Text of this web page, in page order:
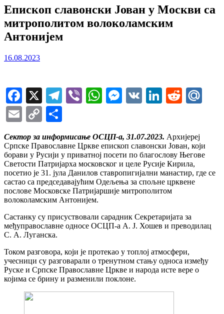
Епископ славонски Јован у Москви са
митрополитом волоколамским
Антонијем
16.08.2023
Facebook
X Telegram
ViberWhatsApp
Messenger
VK LinkedIn
Reddit
EmailCopy
Link
Сектор за информисање ОСЦП-а, 31.07.2023. Архијереј
Српске Православне Цркве епископ славонски Јован, који
борави у Русији у приватној посети по благослову Његове
Светости Патријарха московског и целе Русије Кирила,
посетио је 31. јула Данилов ставропигијални манастир, где се
састао са председавајућим Одељења за спољне црквене
послове Московске Патријаршије митрополитом
волоколамским Антонијем.
Састанку су присуствовали сарадник Секретаријата за
међуправославне односе ОСЦП-а А. Ј. Хошев и преводилац
С. А. Луганска.
Током разговора, који је протекао у топлој атмосфери,
учесници су разговарали о тренутном стању односа између
Руске и Српске Православне Цркве и народа исте вере о
којима се брину и разменили поклоне.